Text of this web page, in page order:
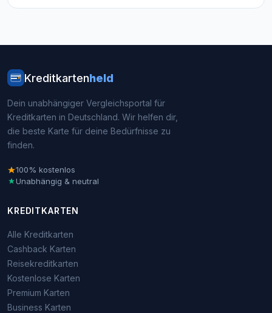
Kreditkartenheld
Dein unabhängiger Vergleichsportal für
Kreditkarten in Deutschland. Wir helfen dir,
die beste Karte für deine Bedürfnisse zu
finden.
100% kostenlos
Unabhängig & neutral
KREDITKARTEN
Alle Kreditkarten
Cashback Karten
Reisekreditkarten
Kostenlose Karten
Premium Karten
Business Karten